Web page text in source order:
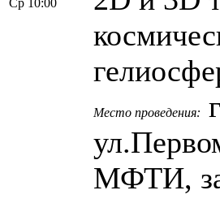
Место проведения:
МФТИ,